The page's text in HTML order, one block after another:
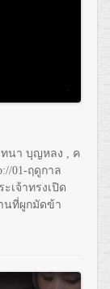
นา บุญหลง , ค
01-ฤดูกาล
ะเจ้าทรงเปิด
นที่ผูกมัดข้า